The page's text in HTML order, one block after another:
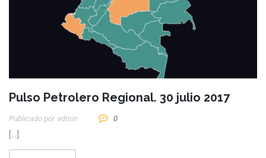
Pulso Petrolero Regional. 30 julio 2017
Publicado por Admin 0
[…]